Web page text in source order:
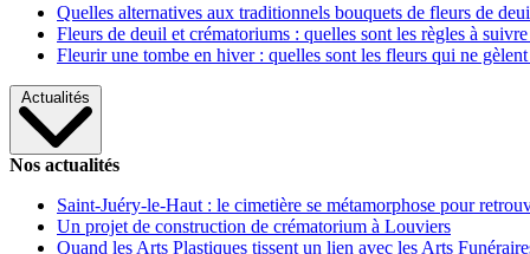
Quelles alternatives aux traditionnels bouquets de fleurs de
Fleurs de deuil et crématoriums : quelles sont les règles à
Fleurir une tombe en hiver : quelles sont les fleurs qui ne gèlent
Actualités
Nos actualités
Saint-Juéry-le-Haut : le cimetière se métamorphose pour
Un projet de construction de crématorium à Louviers
Quand les Arts Plastiques tissent un lien avec les Arts